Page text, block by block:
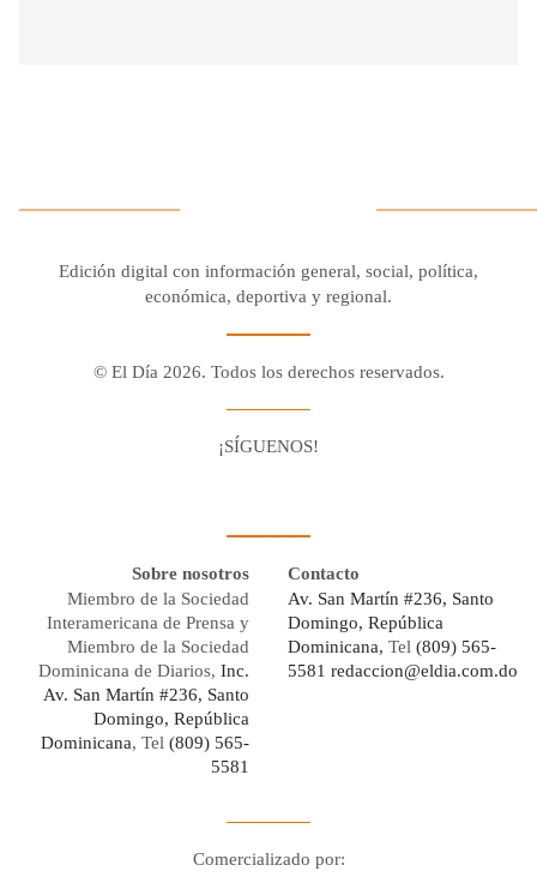
Edición digital con información general, social, política,
económica, deportiva y regional.
© El Día 2026. Todos los derechos reservados.
¡SÍGUENOS!
Sobre nosotros
Miembro de la Sociedad
Interamericana de Prensa y
Miembro de la Sociedad
Dominicana de Diarios, Inc.
Av. San Martín #236, Santo
Domingo, República
Dominicana, Tel (809) 565-
5581
Contacto
Av. San Martín #236, Santo
Domingo, República
Dominicana, Tel (809) 565-
5581 redaccion@eldia.com.do
Comercializado por: